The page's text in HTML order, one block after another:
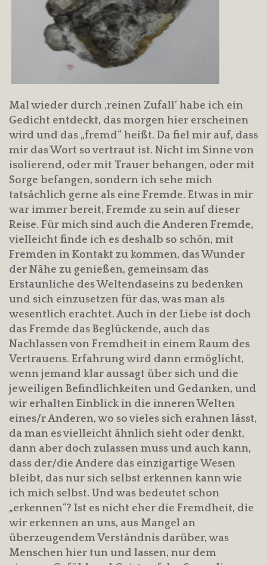
Mal wieder durch ‚reinen Zufall‘ habe ich ein
Gedicht entdeckt, das morgen hier erscheinen
wird und das „fremd“ heißt. Da fiel mir auf, dass
mir das Wort so vertraut ist. Nicht im Sinne von
isolierend, oder mit Trauer behangen, oder mit
Sorge befangen, sondern ich sehe mich
tatsächlich gerne als eine Fremde. Etwas in mir
war immer bereit, Fremde zu sein auf dieser
Reise. Für mich sind auch die Anderen Fremde,
vielleicht finde ich es deshalb so schön, mit
Fremden in Kontakt zu kommen, das Wunder
der Nähe zu genießen, gemeinsam das
Erstaunliche des Weltendaseins zu bedenken
und sich einzusetzen für das, was man als
wesentlich erachtet. Auch in der Liebe ist doch
das Fremde das Beglückende, auch das
Nachlassen von Fremdheit in einem Raum des
Vertrauens. Erfahrung wird dann ermöglicht,
wenn jemand klar aussagt über sich und die
jeweiligen Befindlichkeiten und Gedanken, und
wir erhalten Einblick in die inneren Welten
eines/r Anderen, wo so vieles sich erahnen lässt,
da man es vielleicht ähnlich sieht oder denkt,
dann aber doch zulassen muss und auch kann,
dass der/die Andere das einzigartige Wesen
bleibt, das nur sich selbst erkennen kann wie
ich mich selbst. Und was bedeutet schon
„erkennen“? Ist es nicht eher die Fremdheit, die
wir erkennen an uns, aus Mangel an
überzeugendem Verständnis darüber, was
Menschen hier tun und lassen, nur dem